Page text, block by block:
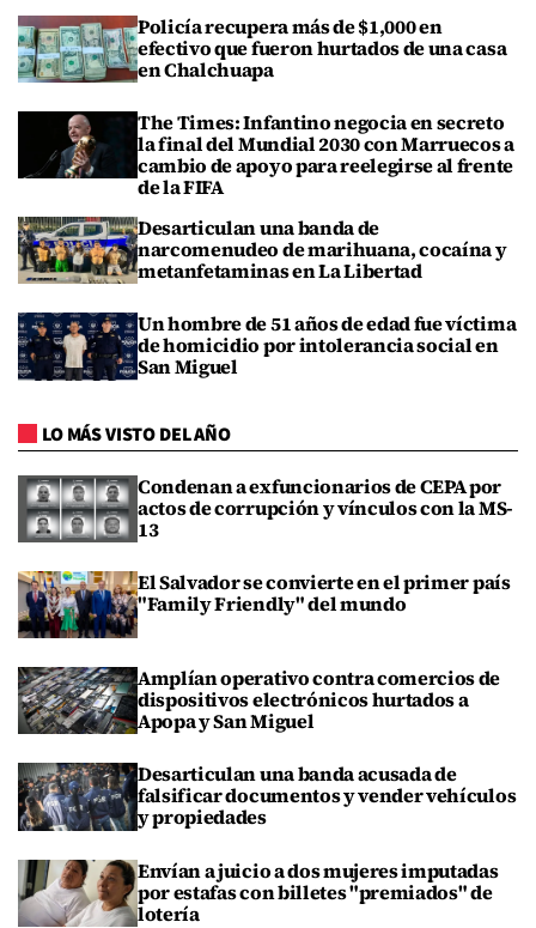
Policía recupera más de $1,000 en
efectivo que fueron hurtados de una casa
en Chalchuapa
The Times: Infantino negocia en secreto
la final del Mundial 2030 con Marruecos a
cambio de apoyo para reelegirse al frente
de la FIFA
Desarticulan una banda de
narcomenudeo de marihuana, cocaína y
metanfetaminas en La Libertad
Un hombre de 51 años de edad fue víctima
de homicidio por intolerancia social en
San Miguel
LO MÁS VISTO DEL AÑO
Condenan a exfuncionarios de CEPA por
actos de corrupción y vínculos con la MS-
13
El Salvador se convierte en el primer país
"Family Friendly" del mundo
Amplían operativo contra comercios de
dispositivos electrónicos hurtados a
Apopa y San Miguel
Desarticulan una banda acusada de
falsificar documentos y vender vehículos
y propiedades
Envían a juicio a dos mujeres imputadas
por estafas con billetes "premiados" de
lotería